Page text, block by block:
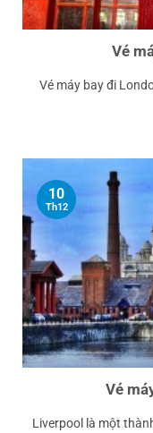
Vé
Vé máy bay đi
Vé
Liverpool là một
10
Th12